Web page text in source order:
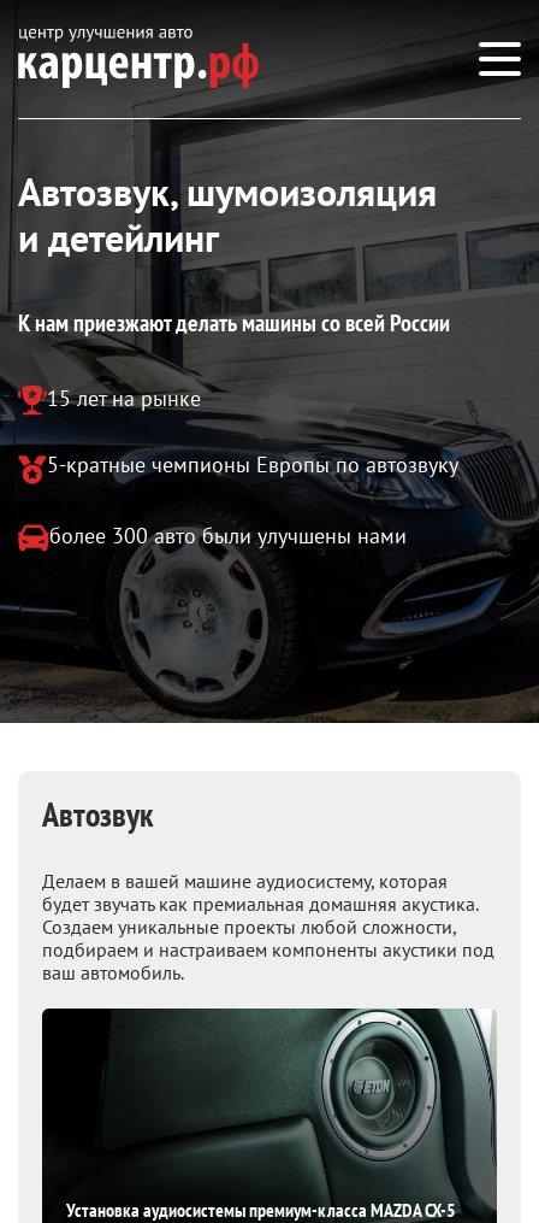
Автозвук, шумоизоляция
и детейлинг
К нам приезжают делать машины со всей России
15 летна рынке
5-кратные чемпионы Европы по автозвуку
более 300 авто были улучшены нами
Автозвук
Делаем в вашей машине аудиосистему, которая
будет звучать как премиальная домашняя акустика.
Создаем уникальные проекты любой сложности,
подбираем и настраиваем компоненты акустики под
ваш автомобиль.
Установка аудиосистемы премиум-класса MAZDA CX-5